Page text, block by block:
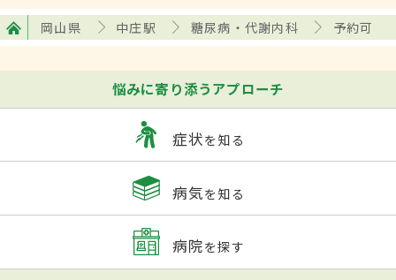
岡山県 中庄駅 糖尿病・代謝内科 予約可
悩みに寄り添うアプローチ
症状を知る
病気を知る
病院を探す